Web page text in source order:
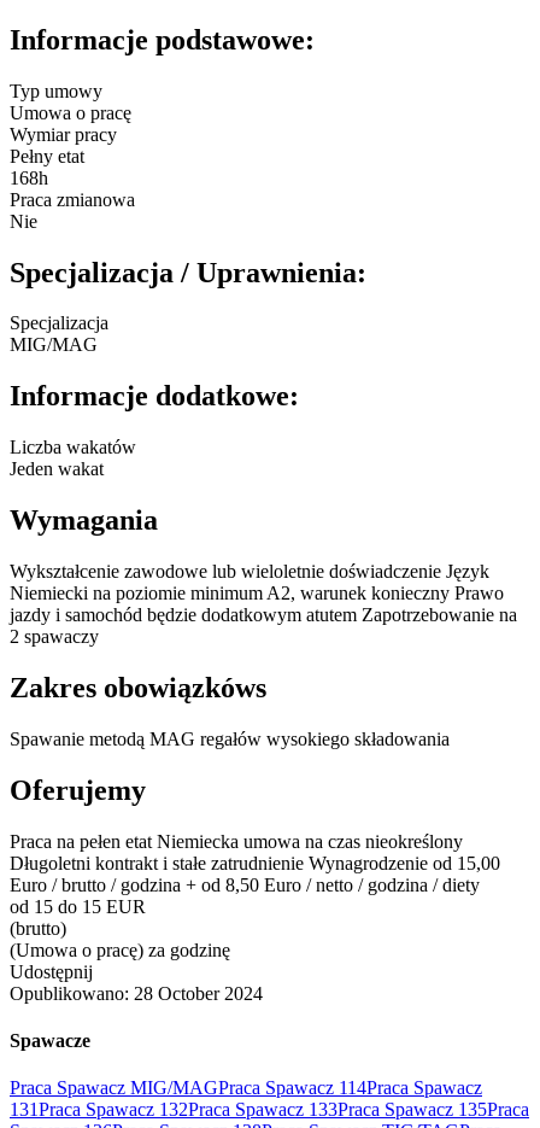
Informacje podstawowe:
Typ umowy
Umowa o pracę
Wymiar pracy
Pełny etat
168h
Praca zmianowa
Nie
Specjalizacja / Uprawnienia:
Specjalizacja
MIG/MAG
Informacje dodatkowe:
Liczba wakatów
Jeden wakat
Wymagania
Wykształcenie zawodowe lub wieloletnie doświadczenie Język
Niemiecki na poziomie minimum A2, warunek konieczny Prawo
jazdy i samochód będzie dodatkowym atutem Zapotrzebowanie na
2 spawaczy
Zakres obowiązkóws
Spawanie metodą MAG regałów wysokiego składowania
Oferujemy
Praca na pełen etat Niemiecka umowa na czas nieokreślony
Długoletni kontrakt i stałe zatrudnienie Wynagrodzenie od 15,00
Euro / brutto / godzina + od 8,50 Euro / netto / godzina / diety
od 15 do 15 EUR
(brutto)
(Umowa o pracę) za godzinę
Udostępnij
Opublikowano: 28 October 2024
Spawacze
Praca Spawacz MIG/MAGPraca Spawacz 114Praca Spawacz
131Praca Spawacz 132Praca Spawacz 133Praca Spawacz 135Praca